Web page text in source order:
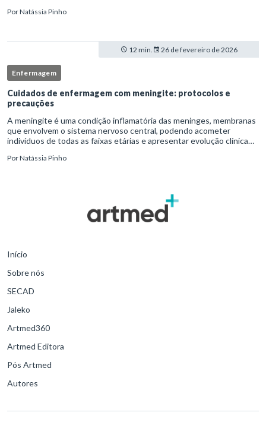
enfermag
PorNatássia Pinho
12 min. 26 de fevereiro de 2026
Enfermagem
Cuidados de enfermagem com meningite: protocolos e
precauções
A meningite é uma condição inflamatória das meninges, membranas
que envolvem o sistema nervoso central, podendo acometer
indivíduos de todas as faixas etárias e apresentar evolução clínica
PorNatássia Pinho
Início
Sobre nós
SECAD
Jaleko
Artmed360
Artmed Editora
Pós Artmed
Autores